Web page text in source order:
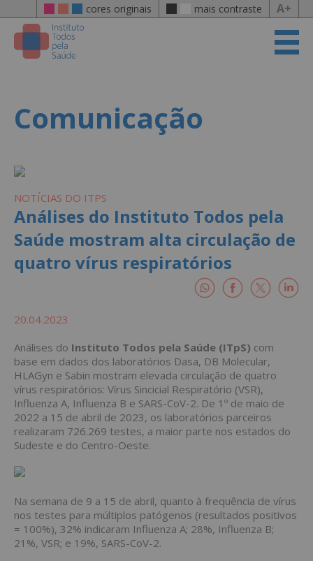
cores originais mais contraste A+
Comunicação
NOTÍCIAS DO ITPS
Análises do Instituto Todos pela
Saúde mostram alta circulação de
quatro vírus respiratórios
20.04.2023
Análises do Instituto Todos pela Saúde (ITpS) com
base em dados dos laboratórios Dasa, DB Molecular,
HLAGyn e Sabin mostram elevada circulação de quatro
vírus respiratórios: Vírus Sincicial Respiratório (VSR),
Influenza A, Influenza B e SARS-CoV-2. De 1º de maio de
2022 a 15 de abril de 2023, os laboratórios parceiros
realizaram 726.269 testes, a maior parte nos estados do
Sudeste e do Centro-Oeste.
Na semana de 9 a 15 de abril, quanto à frequência de vírus
nos testes para múltiplos patógenos (resultados positivos
= 100%), 32% indicaram Influenza A; 28%, Influenza B;
21%, VSR; e 19%, SARS-CoV-2.